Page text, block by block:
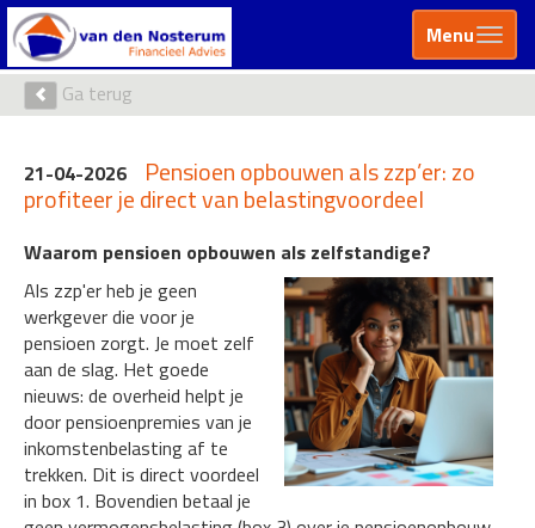
Menu
Ga terug
21-04-2026 Pensioen opbouwen als zzp’er: zo
profiteer je direct van belastingvoordeel
Waarom pensioen opbouwen als zelfstandige?
Als zzp'er heb je geen
werkgever die voor je
pensioen zorgt. Je moet zelf
aan de slag. Het goede
nieuws: de overheid helpt je
door pensioenpremies van je
inkomstenbelasting af te
trekken. Dit is direct voordeel
in box 1. Bovendien betaal je